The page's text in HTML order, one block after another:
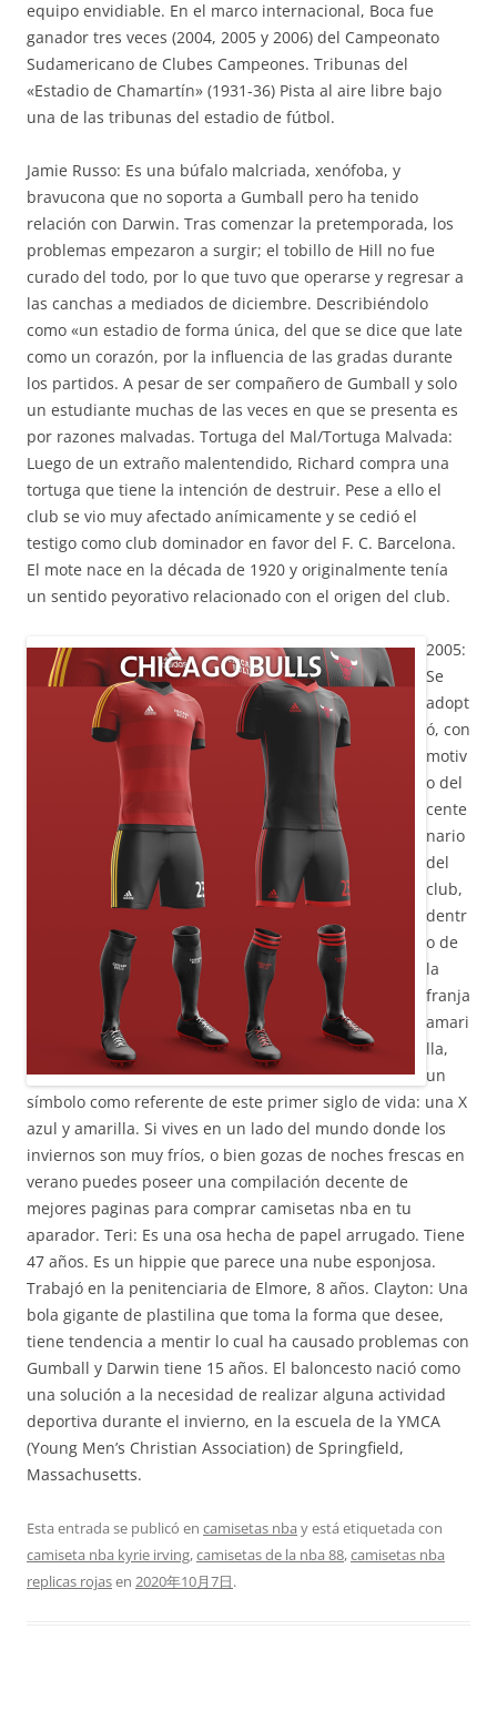
equipo envidiable. En el marco internacional, Boca fue
ganador tres veces (2004, 2005 y 2006) del Campeonato
Sudamericano de Clubes Campeones. Tribunas del
«Estadio de Chamartín» (1931-36) Pista al aire libre bajo
una de las tribunas del estadio de fútbol.
Jamie Russo: Es una búfalo malcriada, xenófoba, y
bravucona que no soporta a Gumball pero ha tenido
relación con Darwin. Tras comenzar la pretemporada, los
problemas empezaron a surgir; el tobillo de Hill no fue
curado del todo, por lo que tuvo que operarse y regresar a
las canchas a mediados de diciembre. Describiéndolo
como «un estadio de forma única, del que se dice que late
como un corazón, por la influencia de las gradas durante
los partidos. A pesar de ser compañero de Gumball y solo
un estudiante muchas de las veces en que se presenta es
por razones malvadas. Tortuga del Mal/Tortuga Malvada:
Luego de un extraño malentendido, Richard compra una
tortuga que tiene la intención de destruir. Pese a ello el
club se vio muy afectado anímicamente y se cedió el
testigo como club dominador en favor del F. C. Barcelona.
El mote nace en la década de 1920 y originalmente tenía
un sentido peyorativo relacionado con el origen del club.
2005:
Se
adopt
ó, con
motiv
o del
cente
nario
del
club,
dentr
o de
la
franja
amari
lla,
un
símbolo como referente de este primer siglo de vida: una X
azul y amarilla. Si vives en un lado del mundo donde los
inviernos son muy fríos, o bien gozas de noches frescas en
verano puedes poseer una compilación decente de
mejores paginas para comprar camisetas nba en tu
aparador. Teri: Es una osa hecha de papel arrugado. Tiene
47 años. Es un hippie que parece una nube esponjosa.
Trabajó en la penitenciaria de Elmore, 8 años. Clayton: Una
bola gigante de plastilina que toma la forma que desee,
tiene tendencia a mentir lo cual ha causado problemas con
Gumball y Darwin tiene 15 años. El baloncesto nació como
una solución a la necesidad de realizar alguna actividad
deportiva durante el invierno, en la escuela de la YMCA
(Young Men’s Christian Association) de Springfield,
Massachusetts.
Esta entrada se publicó en camisetas nba y está etiquetada con
camiseta nba kyrie irving,camisetas de la nba 88,camisetas nba
replicas rojasen 2020年10月7日.